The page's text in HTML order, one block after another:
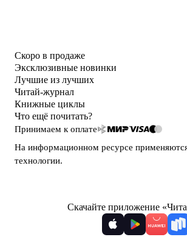
Скоро в продаже
Эксклюзивные новинки
Лучшие из лучших
Читай-журнал
Книжные циклы
Что ещё почитать?
Принимаем к оплате
На информационном ресурсе
технологии.
Скачайте приложение